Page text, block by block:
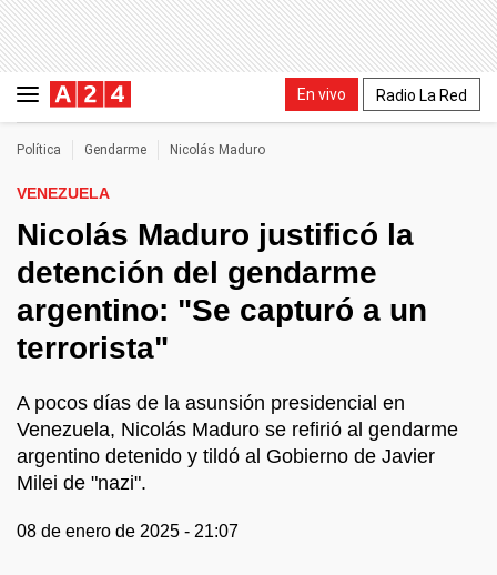
En vivo Radio La Red
Política Gendarme Nicolás Maduro
VENEZUELA
Nicolás Maduro justificó la
detención del gendarme
argentino: "Se capturó a un
terrorista"
A pocos días de la asunsión presidencial en
Venezuela, Nicolás Maduro se refirió al gendarme
argentino detenido y tildó al Gobierno de Javier
Milei de "nazi".
08 de enero de 2025 - 21:07